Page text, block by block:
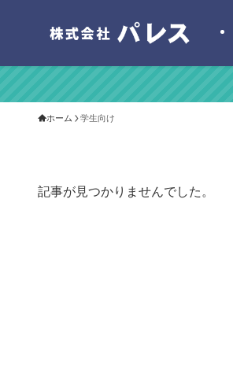
ホーム 学生向け
記事が見つかりませんでした。